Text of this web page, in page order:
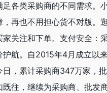
足各类采购商的不同需求。
，再也不用担心货不对版。
家关注和下单。支付安全：
护航。自2015年4月成立以
日，累计采购商347万家，
既往，继续为采购商、批发